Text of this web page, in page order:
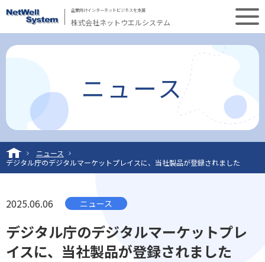
企業向けインターネットビジネスを支援
株式会社ネットウエルシステム
ニュース
ニュース
デジタル庁のデジタルマーケットプレイスに、当社製品が登録されました
2025.06.06 ニュース
デジタル庁のデジタルマーケットプレ
イスに、当社製品が登録されました